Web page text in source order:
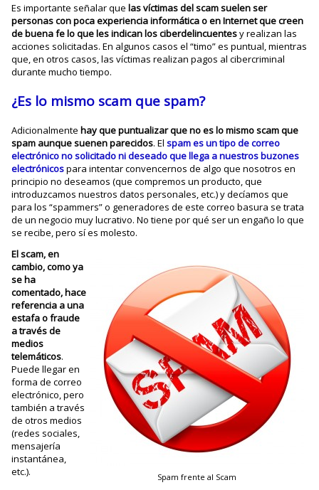
Es importante señalar quelas víctimas del scam suelen ser
personas con poca experiencia informática o en Internet que creen
de buena fe lo que les indican los ciberdelincuentesy realizan las
acciones solicitadas. En algunos casos el “timo” es puntual, mientras
que, en otros casos, las víctimas realizan pagos al cibercriminal
durante mucho tiempo.
¿Es lo mismo scam que spam?
Adicionalmentehay que puntualizar que no es lo mismo scam que
spam aunque suenen parecidos. Elspam es un tipo de correo
electrónico no solicitado ni deseado que llega a nuestros buzones
electrónicospara intentar convencernos de algo que nosotros en
principio no deseamos (que compremos un producto, que
introduzcamos nuestros datos personales, etc.) y decíamos que
para los “spammers” o generadores de este correo basura se trata
de un negocio muy lucrativo. No tiene por qué ser un engaño lo que
se recibe, pero sí es molesto.
Spam frente al Scam
El scam, en
cambio, como ya
se ha
comentado, hace
referencia a una
estafa o fraude
a través de
medios
telemáticos.
Puede llegar en
forma de correo
electrónico, pero
también a través
de otros medios
(redes sociales,
mensajería
instantánea,
etc.).